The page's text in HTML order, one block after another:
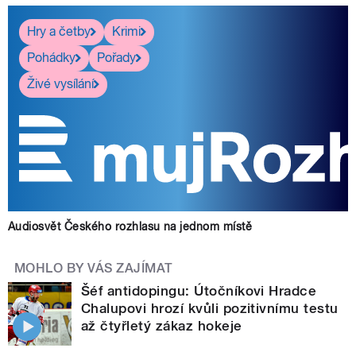
Hry a četby
Krimi
Pohádky
Pořady
Živé vysílání
Audiosvět Českého rozhlasu na jednom místě
MOHLO BY VÁS ZAJÍMAT
Šéf antidopingu: Útočníkovi Hradce
Chalupovi hrozí kvůli pozitivnímu testu
až čtyřletý zákaz hokeje